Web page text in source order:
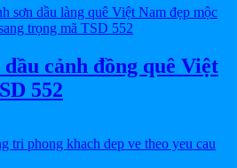
cảnh đồng quê Việt
552